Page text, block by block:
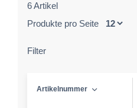
6 Artikel
Produkte pro Seite
Filter
Artikelnummer